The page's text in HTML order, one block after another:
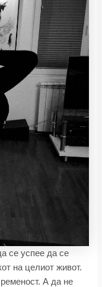
се успее да се
на целиот живот.
А да не